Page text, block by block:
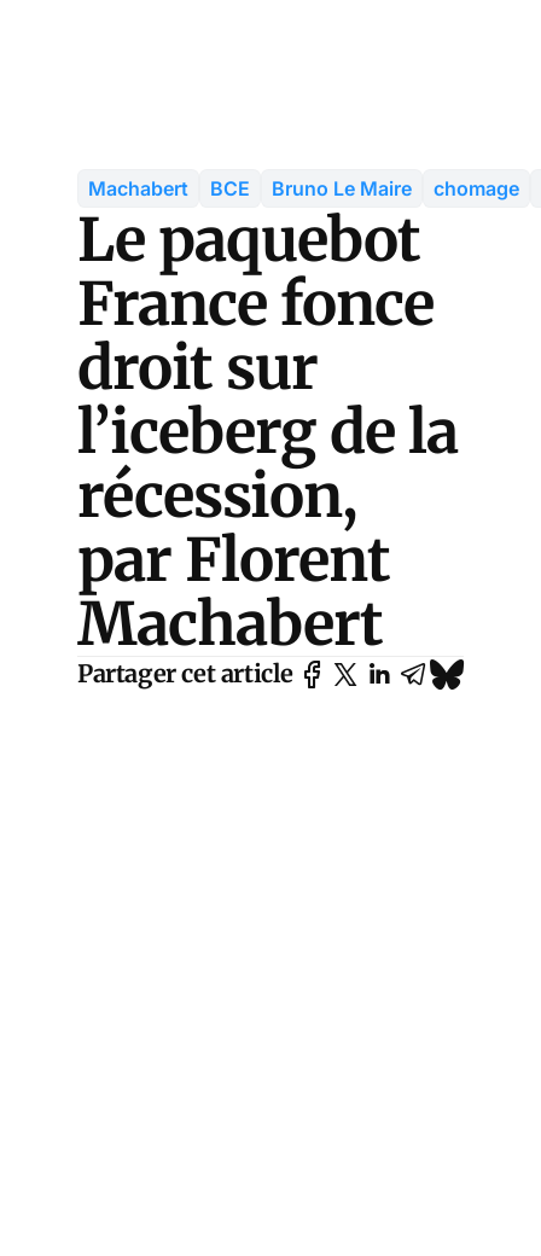
Machabert BCE Bruno Le Maire chomage
Le paquebot
France fonce
droit sur
l’iceberg de la
récession,
par Florent
Machabert
Partager cet article